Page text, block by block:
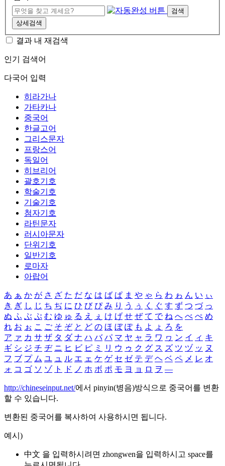
검색
상세검색
결과 내 재검색
인기 검색어
다국어 입력
히라가나
가타카나
중국어
한글고어
그리스문자
프랑스어
독일어
히브리어
괄호기호
학술기호
기술기호
첨자기호
라틴문자
러시아문자
단위기호
일반기호
로마자
아랍어
あ ぁ か が さ ざ た だ な は ば ぱ ま や ゃ ら わ ゎ ん い ぃ
き ぎ し じ ち ぢ に ひ び ぴ み り う ぅ く ぐ す ず つ づ っ
ぬ ふ ぶ ぷ む ゆ ゅ る え ぇ け げ せ ぜ て で ね へ べ ぺ め
れ お ぉ こ ご そ ぞ と ど の ほ ぼ ぽ も よ ょ ろ を
ア ァ カ サ ザ タ ダ ナ ハ バ パ マ ヤ ャ ラ ワ ヮ ン イ ィ キ
ギ シ ジ チ ヂ ニ ヒ ビ ピ ミ リ ウ ゥ ク グ ス ズ ツ ヅ ッ ヌ
フ ブ プ ム ユ ュ ル エ ェ ケ ゲ セ ゼ テ デ ヘ ベ ペ メ レ オ
ォ コ ゴ ソ ゾ ト ド ノ ホ ボ ポ モ ヨ ョ ロ ヲ ―
http://chineseinput.net/에서 pinyin(병음)방식으로 중국어를 변환
할 수 있습니다.
변환된 중국어를 복사하여 사용하시면 됩니다.
예시)
中文 을 입력하시려면 zhongwen을 입력하시고 space를